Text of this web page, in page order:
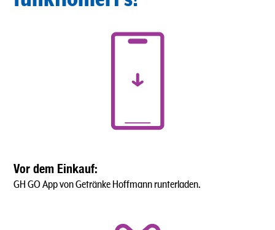
Vor dem Einkauf:
GH GO App von Getränke Hoffmann runterladen.